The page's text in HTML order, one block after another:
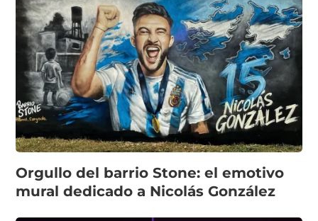
Orgullo del barrio Stone: el emotivo
mural dedicado a Nicolás González